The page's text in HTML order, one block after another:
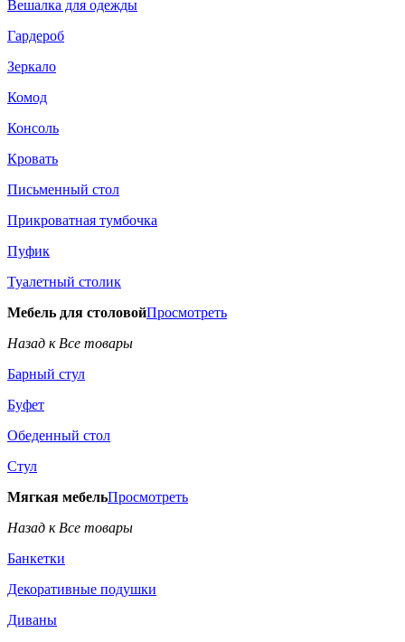
Вешалка для одежды
Гардероб
Зеркало
Комод
Консоль
Кровать
Письменный стол
Прикроватная тумбочка
Пуфик
Туалетный столик
Мебель для столовойПросмотреть
Назад к Все товары
Барный стул
Буфет
Обеденный стол
Стул
Мягкая мебельПросмотреть
Назад к Все товары
Банкетки
Декоративные подушки
Диваны